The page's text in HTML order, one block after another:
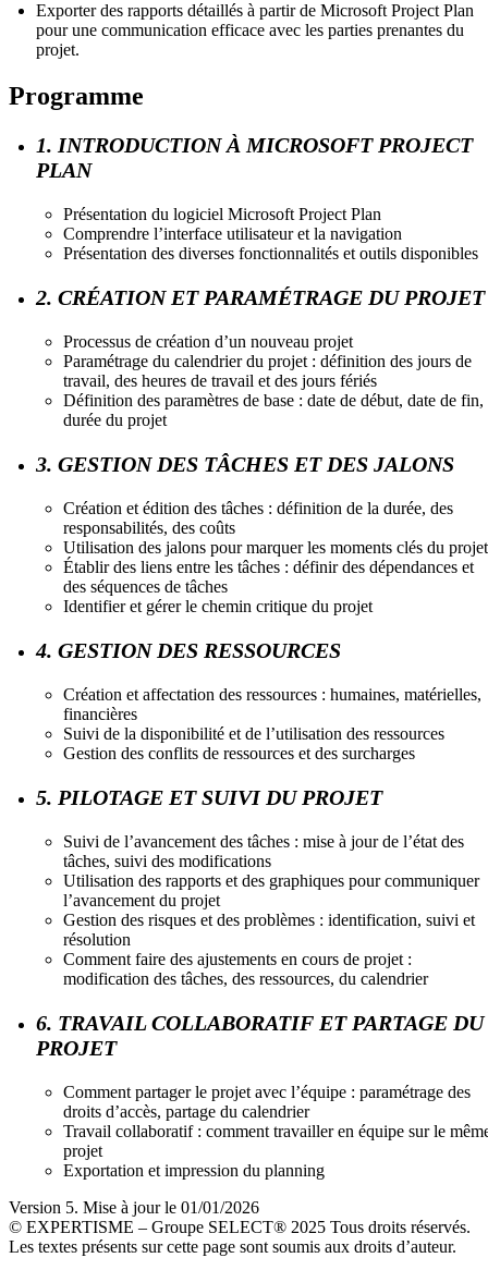
Exporter des rapports détaillés à partir de Microsoft Project Plan
pour une communication efficace avec les parties prenantes du
projet.
Programme
1. INTRODUCTION À MICROSOFT PROJECT
PLAN
Présentation du logiciel Microsoft Project Plan
Comprendre l’interface utilisateur et la navigation
Présentation des diverses fonctionnalités et outils disponibles
2. CRÉATION ET PARAMÉTRAGE DU PROJET
Processus de création d’un nouveau projet
Paramétrage du calendrier du projet : définition des jours de
travail, des heures de travail et des jours fériés
Définition des paramètres de base : date de début, date de fin,
durée du projet
3. GESTION DES TÂCHES ET DES JALONS
Création et édition des tâches : définition de la durée, des
responsabilités, des coûts
Utilisation des jalons pour marquer les moments clés du projet
Établir des liens entre les tâches : définir des dépendances et
des séquences de tâches
Identifier et gérer le chemin critique du projet
4. GESTION DES RESSOURCES
Création et affectation des ressources : humaines, matérielles,
financières
Suivi de la disponibilité et de l’utilisation des ressources
Gestion des conflits de ressources et des surcharges
5. PILOTAGE ET SUIVI DU PROJET
Suivi de l’avancement des tâches : mise à jour de l’état des
tâches, suivi des modifications
Utilisation des rapports et des graphiques pour communiquer
l’avancement du projet
Gestion des risques et des problèmes : identification, suivi et
résolution
Comment faire des ajustements en cours de projet :
modification des tâches, des ressources, du calendrier
6. TRAVAIL COLLABORATIF ET PARTAGE DU
PROJET
Comment partager le projet avec l’équipe : paramétrage des
droits d’accès, partage du calendrier
Travail collaboratif : comment travailler en équipe sur le
projet
Exportation et impression du planning
Version 5. Mise à jour le 01/01/2026
© EXPERTISME – Groupe SELECT® 2025 Tous droits réservés.
Les textes présents sur cette page sont soumis aux droits d’auteur.